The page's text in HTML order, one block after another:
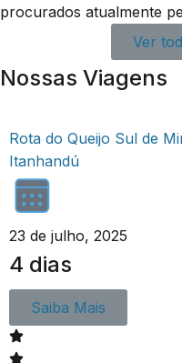
procurados atualmente
Ver
Nossas Viagens
Rota do Queijo Sul de
Itanhandú
23 de julho, 2025
4 dias
Saiba Mais